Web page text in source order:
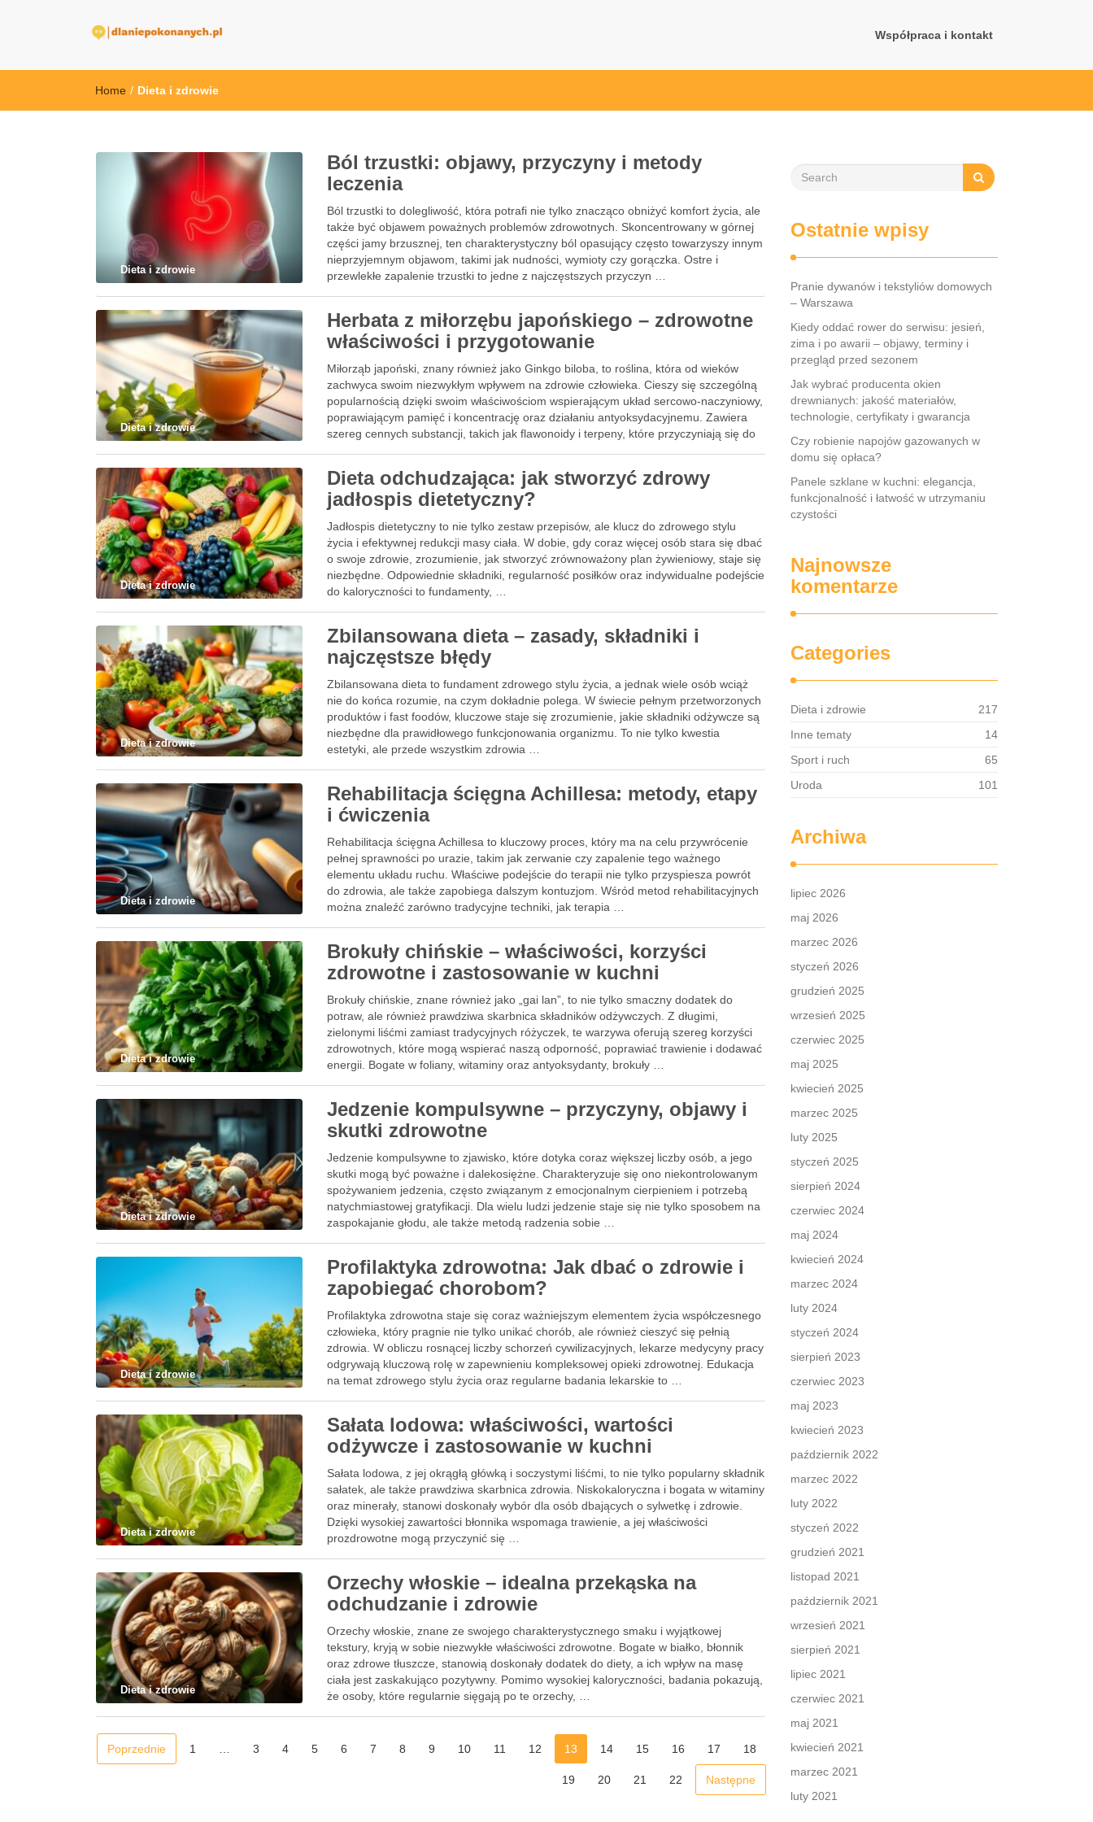
Współpraca i kontakt
Home / Dieta i zdrowie
Dieta i zdrowie
Ból trzustki: objawy, przyczyny i metody
leczenia
Ból trzustki to dolegliwość, która potrafi nie tylko znacząco obniżyć komfort życia, ale
także być objawem poważnych problemów zdrowotnych. Skoncentrowany w górnej
części jamy brzusznej, ten charakterystyczny ból opasujący często towarzyszy innym
nieprzyjemnym objawom, takimi jak nudności, wymioty czy gorączka. Ostre i
przewlekłe zapalenie trzustki to jedne z najczęstszych przyczyn …
Dieta i zdrowie
Herbata z miłorzębu japońskiego – zdrowotne
właściwości i przygotowanie
Miłorząb japoński, znany również jako Ginkgo biloba, to roślina, która od wieków
zachwyca swoim niezwykłym wpływem na zdrowie człowieka. Cieszy się szczególną
popularnością dzięki swoim właściwościom wspierającym układ sercowo-naczyniowy,
poprawiającym pamięć i koncentrację oraz działaniu antyoksydacyjnemu. Zawiera
szereg cennych substancji, takich jak flawonoidy i terpeny, które przyczyniają się do
Dieta i zdrowie
Dieta odchudzająca: jak stworzyć zdrowy
jadłospis dietetyczny?
Jadłospis dietetyczny to nie tylko zestaw przepisów, ale klucz do zdrowego stylu
życia i efektywnej redukcji masy ciała. W dobie, gdy coraz więcej osób stara się dbać
o swoje zdrowie, zrozumienie, jak stworzyć zrównoważony plan żywieniowy, staje się
niezbędne. Odpowiednie składniki, regularność posiłków oraz indywidualne podejście
do kaloryczności to fundamenty, …
Dieta i zdrowie
Zbilansowana dieta – zasady, składniki i
najczęstsze błędy
Zbilansowana dieta to fundament zdrowego stylu życia, a jednak wiele osób wciąż
nie do końca rozumie, na czym dokładnie polega. W świecie pełnym przetworzonych
produktów i fast foodów, kluczowe staje się zrozumienie, jakie składniki odżywcze są
niezbędne dla prawidłowego funkcjonowania organizmu. To nie tylko kwestia
estetyki, ale przede wszystkim zdrowia …
Dieta i zdrowie
Rehabilitacja ścięgna Achillesa: metody, etapy
i ćwiczenia
Rehabilitacja ścięgna Achillesa to kluczowy proces, który ma na celu przywrócenie
pełnej sprawności po urazie, takim jak zerwanie czy zapalenie tego ważnego
elementu układu ruchu. Właściwe podejście do terapii nie tylko przyspiesza powrót
do zdrowia, ale także zapobiega dalszym kontuzjom. Wśród metod rehabilitacyjnych
można znaleźć zarówno tradycyjne techniki, jak terapia …
Dieta i zdrowie
Brokuły chińskie – właściwości, korzyści
zdrowotne i zastosowanie w kuchni
Brokuły chińskie, znane również jako „gai lan”, to nie tylko smaczny dodatek do
potraw, ale również prawdziwa skarbnica składników odżywczych. Z długimi,
zielonymi liśćmi zamiast tradycyjnych różyczek, te warzywa oferują szereg korzyści
zdrowotnych, które mogą wspierać naszą odporność, poprawiać trawienie i dodawać
energii. Bogate w foliany, witaminy oraz antyoksydanty, brokuły …
Dieta i zdrowie
Jedzenie kompulsywne – przyczyny, objawy i
skutki zdrowotne
Jedzenie kompulsywne to zjawisko, które dotyka coraz większej liczby osób, a jego
skutki mogą być poważne i dalekosiężne. Charakteryzuje się ono niekontrolowanym
spożywaniem jedzenia, często związanym z emocjonalnym cierpieniem i potrzebą
natychmiastowej gratyfikacji. Dla wielu ludzi jedzenie staje się nie tylko sposobem na
zaspokajanie głodu, ale także metodą radzenia sobie …
Dieta i zdrowie
Profilaktyka zdrowotna: Jak dbać o zdrowie i
zapobiegać chorobom?
Profilaktyka zdrowotna staje się coraz ważniejszym elementem życia współczesnego
człowieka, który pragnie nie tylko unikać chorób, ale również cieszyć się pełnią
zdrowia. W obliczu rosnącej liczby schorzeń cywilizacyjnych, lekarze medycyny pracy
odgrywają kluczową rolę w zapewnieniu kompleksowej opieki zdrowotnej. Edukacja
na temat zdrowego stylu życia oraz regularne badania lekarskie to …
Dieta i zdrowie
Sałata lodowa: właściwości, wartości
odżywcze i zastosowanie w kuchni
Sałata lodowa, z jej okrągłą główką i soczystymi liśćmi, to nie tylko popularny składnik
sałatek, ale także prawdziwa skarbnica zdrowia. Niskokaloryczna i bogata w witaminy
oraz minerały, stanowi doskonały wybór dla osób dbających o sylwetkę i zdrowie.
Dzięki wysokiej zawartości błonnika wspomaga trawienie, a jej właściwości
prozdrowotne mogą przyczynić się …
Dieta i zdrowie
Orzechy włoskie – idealna przekąska na
odchudzanie i zdrowie
Orzechy włoskie, znane ze swojego charakterystycznego smaku i wyjątkowej
tekstury, kryją w sobie niezwykłe właściwości zdrowotne. Bogate w białko, błonnik
oraz zdrowe tłuszcze, stanowią doskonały dodatek do diety, a ich wpływ na masę
ciała jest zaskakująco pozytywny. Pomimo wysokiej kaloryczności, badania pokazują,
że osoby, które regularnie sięgają po te orzechy, …
Poprzednie 1 3 4 5 6 7 8 9 10 11 12 13 14 15 16 17 18
19 20 21 22 Następne
Ostatnie wpisy
Pranie dywanów i tekstyliów domowych
– Warszawa
Kiedy oddać rower do serwisu: jesień,
zima i po awarii – objawy, terminy i
przegląd przed sezonem
Jak wybrać producenta okien
drewnianych: jakość materiałów,
technologie, certyfikaty i gwarancja
Czy robienie napojów gazowanych w
domu się opłaca?
Panele szklane w kuchni: elegancja,
funkcjonalność i łatwość w utrzymaniu
czystości
Najnowsze
komentarze
Categories
Dieta i zdrowie
217
Inne tematy
14
Sport i ruch
65
Uroda
101
Archiwa
lipiec 2026
maj 2026
marzec 2026
styczeń 2026
grudzień 2025
wrzesień 2025
czerwiec 2025
maj 2025
kwiecień 2025
marzec 2025
luty 2025
styczeń 2025
sierpień 2024
czerwiec 2024
maj 2024
kwiecień 2024
marzec 2024
luty 2024
styczeń 2024
sierpień 2023
czerwiec 2023
maj 2023
kwiecień 2023
październik 2022
marzec 2022
luty 2022
styczeń 2022
grudzień 2021
listopad 2021
październik 2021
wrzesień 2021
sierpień 2021
lipiec 2021
czerwiec 2021
maj 2021
kwiecień 2021
marzec 2021
luty 2021